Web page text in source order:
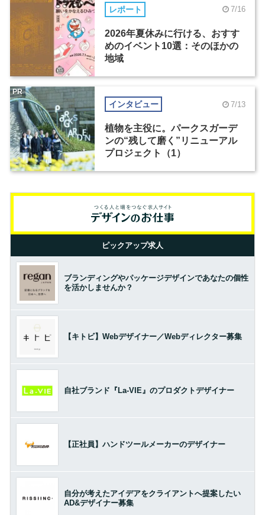
レポート 7/16
2026年夏休みに行ける、おすす
めのイベント10選：そのほかの
地域
インタビュー 7/13
植物を主役に。パークスガーデ
ンの“残して磨く”リニューアル
プロジェクト（1）
PR
ピックアップ求人
ブランディングやパッケージデザインであなたの個性
を活かしませんか？
【キトビ】Webデザイナー／Webディレクター募集
自社ブランド『La-VIE』のプロダクトデザイナー
【正社員】ハンドツールメーカーのデザイナー
自分が考えたアイデアをクライアントへ提案したい
AD&デザイナー募集